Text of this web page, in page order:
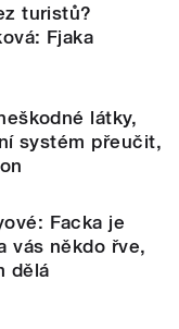
turistů?
Fjaka
látky,
systém přeučit,
Facka je
vás někdo řve,
dělá